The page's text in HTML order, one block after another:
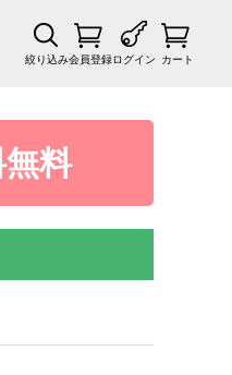
絞り込み会員登録ログイン カート
料